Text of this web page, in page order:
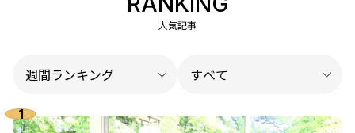
人気記事